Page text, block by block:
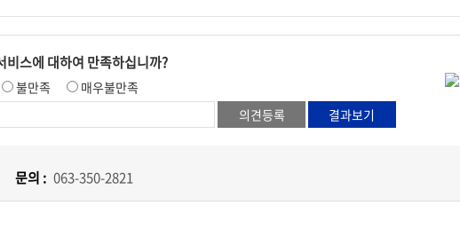
비스에 대하여 만족하십니까?
불만족 매우불만족
문의 : 063-350-2821